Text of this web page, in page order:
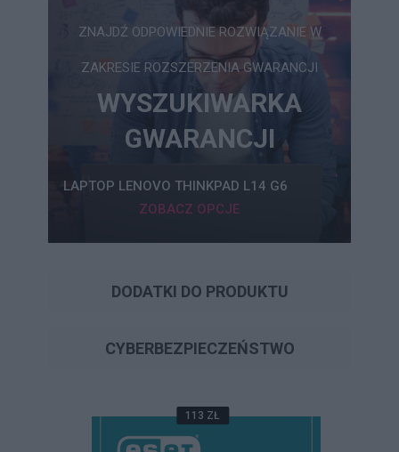
ZNAJDŹ ODPOWIEDNIE ROZWIĄZANIE W
ZAKRESIE ROZSZERZENIA GWARANCJI
WYSZUKIWARKA
GWARANCJI
LAPTOP LENOVO THINKPAD L14 G6
ZOBACZ OPCJE
DODATKI DO PRODUKTU
CYBERBEZPIECZEŃSTWO
113 ZŁ